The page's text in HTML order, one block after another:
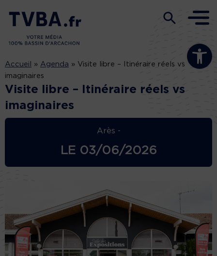
Ouvrir la
Accueil » Agenda » Visite libre – Itinéraire réels vs
imaginaires
Visite libre – Itinéraire réels vs
imaginaires
Arès -
LE 03/06/2026